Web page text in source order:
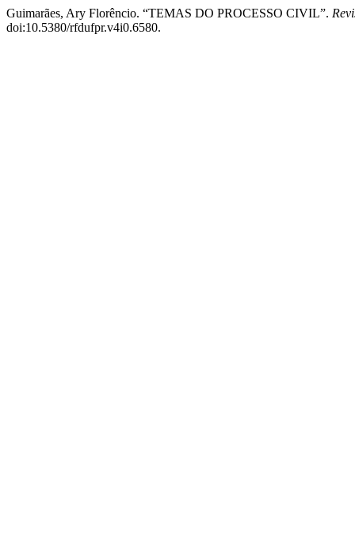
Guimarães, Ary Florêncio. “TEMAS DO PROCESSO CIVIL”.
doi:10.5380/rfdufpr.v4i0.6580.